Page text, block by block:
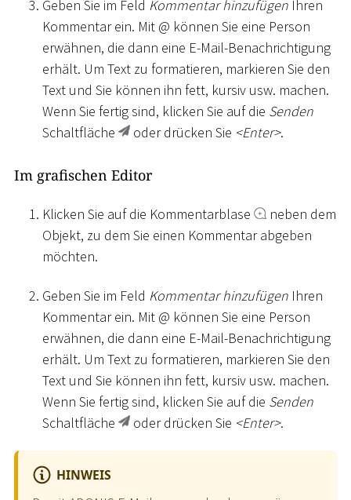
Geben Sie im Feld Kommentar hinzufügen Ihren
Kommentar ein. Mit @ können Sie eine Person
erwähnen, die dann eine E-Mail-Benachrichtigung
erhält. Um Text zu formatieren, markieren Sie den
Text und Sie können ihn fett, kursiv usw. machen.
Wenn Sie fertig sind, klicken Sie auf die Senden
Schaltfläche
oder drücken Sie <Enter>.
Im grafischen Editor
Klicken Sie auf die Kommentarblase
neben dem
Objekt, zu dem Sie einen Kommentar abgeben
möchten.
Geben Sie im Feld Kommentar hinzufügen Ihren
Kommentar ein. Mit @ können Sie eine Person
erwähnen, die dann eine E-Mail-Benachrichtigung
erhält. Um Text zu formatieren, markieren Sie den
Text und Sie können ihn fett, kursiv usw. machen.
Wenn Sie fertig sind, klicken Sie auf die Senden
Schaltfläche
oder drücken Sie <Enter>.
HINWEIS